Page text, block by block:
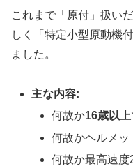
これまで「原付」扱い
しく「特定小型原動機
ました。
主な内容:
何故か16歳以上
何故かヘルメッ
何故か最高速度